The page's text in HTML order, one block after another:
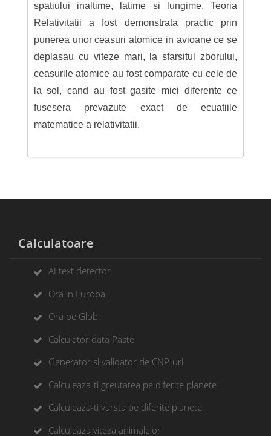
spatiului inaltime, latime si lungime. Teoria
Relativitatii a fost demonstrata practic prin
punerea unor ceasuri atomice in avioane ce se
deplasau cu viteze mari, la sfarsitul zborului,
ceasurile atomice au fost comparate cu cele de
la sol, cand au fost gasite mici diferente ce
fusesera prevazute exact de ecuatiile
matematice a relativitatii.
Calculatoare
AI text detector
Ora in Europa
Ora pe Glob
Calculator data Paste
Generator si validator de CNP-uri
Calculeaza-ti greutatea pe diferite planete
Calculeaza-ti varsta pe diferite planete
Calculeaza viteza animalelor